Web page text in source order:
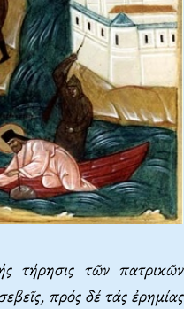
τήρησις τῶν πατρικῶν
πρός δέ τάς ἐρημίας